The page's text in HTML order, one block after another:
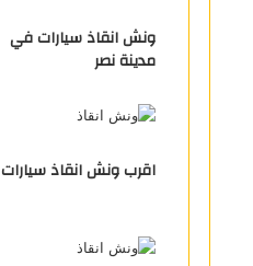
ونش انقاذ سيارات في
مدينة نصر
اقرب ونش انقاذ سيارات